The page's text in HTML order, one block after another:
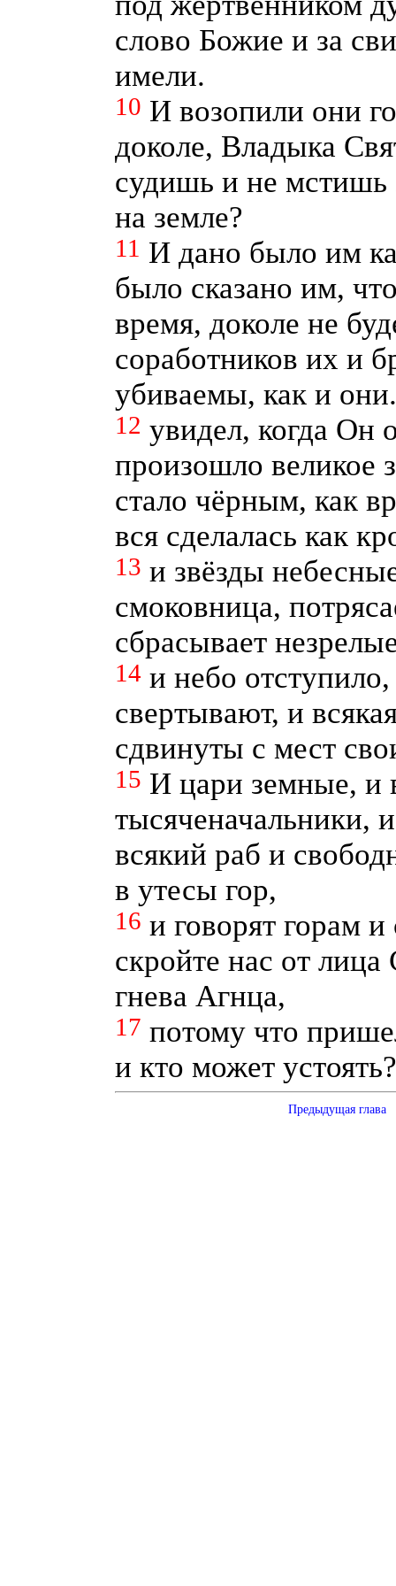
слово Божие и за
имели.
10 И возопили они
доколе, Владыка
судишь и не
на земле?
11 И дано было им
было сказано им,
время, доколе не
соработников их и
убиваемы, как и они.
12 увидел, когда Он
произошло великое
стало чёрным, как
вся сделалась как
13 и звёзды
смоковница,
сбрасывает
14 и небо
свертывают, и
сдвинуты с мест
15 И цари земные, и
тысяченачальники,
всякий раб и
в утесы гор,
16 и говорят горам
скройте нас от
гнева Агнца,
17 потому что
и кто может устоять?
Предыдущая глава